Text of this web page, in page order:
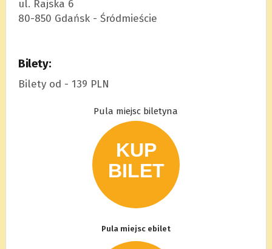
ul. Rajska 6
80-850 Gdańsk - Śródmieście
Bilety:
Bilety od - 139 PLN
Pula miejsc biletyna
Pula miejsc ebilet